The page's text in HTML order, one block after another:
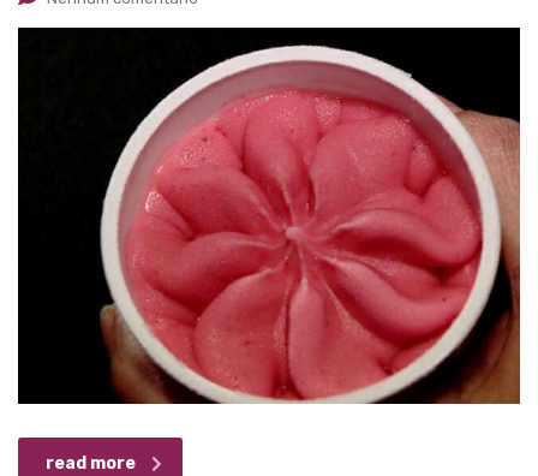
read more